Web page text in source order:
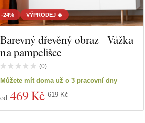
-24% VÝPRODEJ 🔥
Barevný dřevěný obraz - Vážka
na pampelišce
(0)
Můžete mít doma už o 3 pracovní dny
od 469 Kč 619 Kč